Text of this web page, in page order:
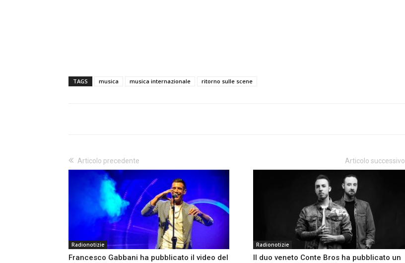
TAGS musica musica internazionale ritorno sulle scene
Articolo precedente
Radionotizie
Francesco Gabbani ha pubblicato il video del
Articolo successivo
Radionotizie
Il duo veneto Conte Bros ha pubblicato un